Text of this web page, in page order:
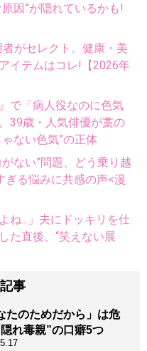
因”が隠れているかも!
がセレクト。健康・美
イテムはコレ!【2026年
で「病人役なのに色気
39歳・人気俳優が藁の
ない色気”の正体
ない”問題、どう乗り越
ぎる悩みに共感の声<漫
ね...」夫にドッキリを仕
た直後、“笑えない展
事
たのためだから」は危
れ毒親”の口癖5つ